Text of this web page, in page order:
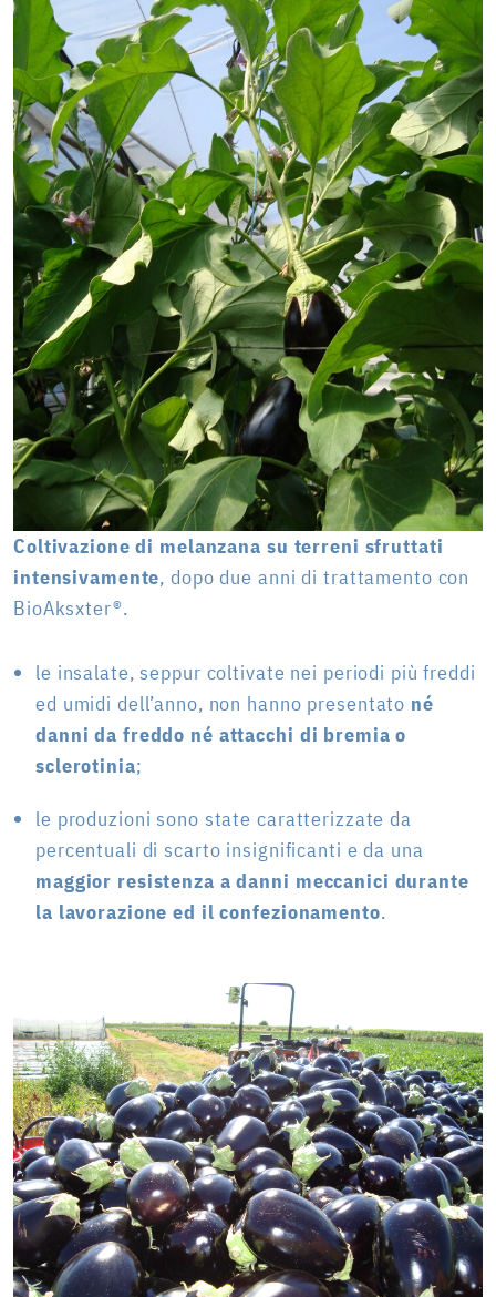
Coltivazione di melanzana su terreni sfruttati
intensivamente, dopo due anni di trattamento con
BioAksxter®.
le insalate, seppur coltivate nei periodi più freddi
ed umidi dell’anno, non hanno presentato né
danni da freddo né attacchi di bremia o
sclerotinia;
le produzioni sono state caratterizzate da
percentuali di scarto insignificanti e da una
maggior resistenza a danni meccanici durante
la lavorazione ed il confezionamento.